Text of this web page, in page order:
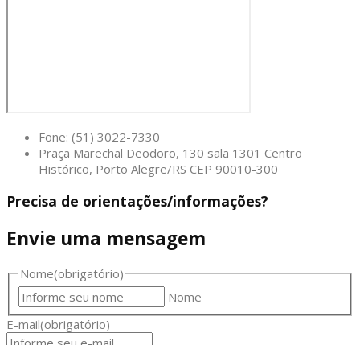
Fone: (51) 3022-7330
Praça Marechal Deodoro, 130 sala 1301 Centro
Histórico, Porto Alegre/RS CEP 90010-300
Precisa de orientações/informações?
Envie uma mensagem
Nome(obrigatório)
Nome
E-mail(obrigatório)